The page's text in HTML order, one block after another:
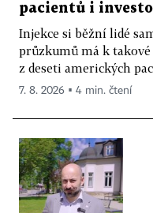
pacientů i
Injekce si běžní lidé
průzkumů má k
z deseti amerických
7. 8. 2026 ▪ 4 min. čtení